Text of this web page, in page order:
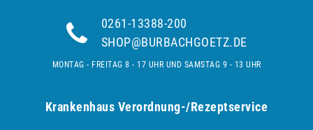
0261-13388-200
SHOP@BURBACHGOETZ.DE
MONTAG - FREITAG 8 - 17 UHR UND SAMSTAG 9 - 13 UHR
Krankenhaus Verordnung-/Rezeptservice